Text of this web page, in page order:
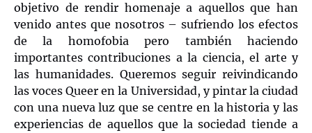
objetivo de rendir homenaje a aquellos que han
venido antes que nosotros – sufriendo los efectos
de la homofobia pero también haciendo
importantes contribuciones a la ciencia, el arte y
las humanidades. Queremos seguir reivindicando
las voces Queer en la Universidad, y pintar la ciudad
con una nueva luz que se centre en la historia y las
experiencias de aquellos que la sociedad tiende a